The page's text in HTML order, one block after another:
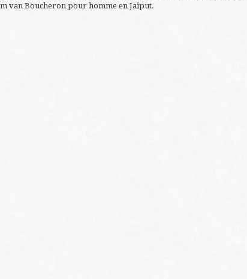
van Boucheron pour homme en Jaiput.